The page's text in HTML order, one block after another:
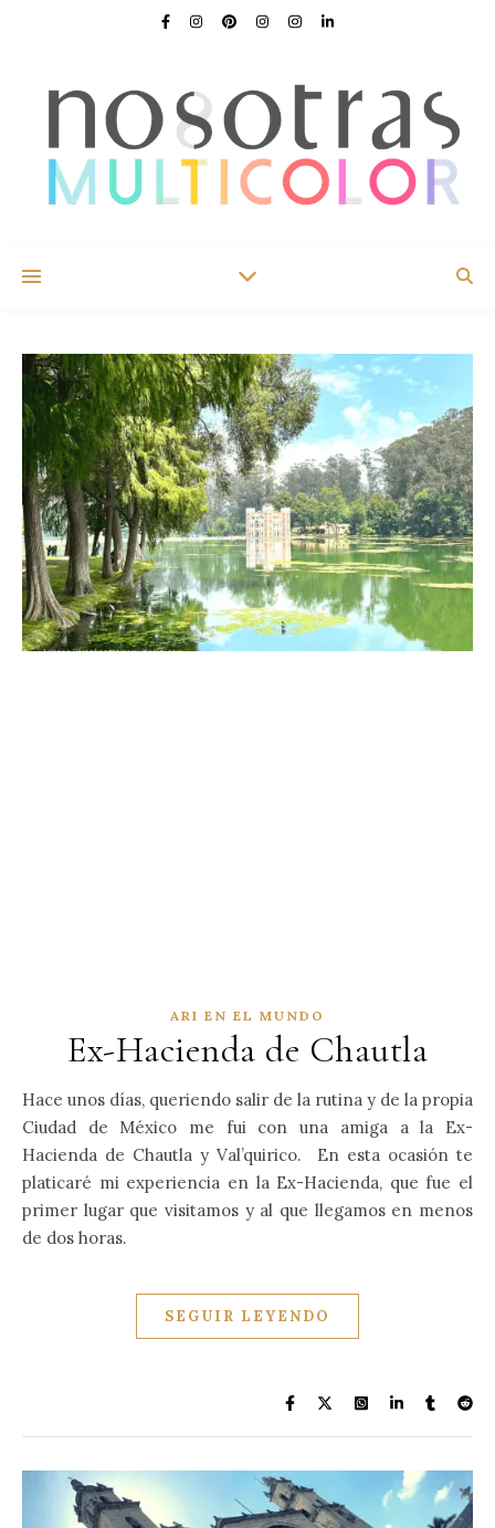
ARI EN EL MUNDO
Ex-Hacienda de Chautla
Hace unos días, queriendo salir de la rutina y de la propia
Ciudad de México me fui con una amiga a la Ex-
Hacienda de Chautla y Val’quirico. En esta ocasión te
platicaré mi experiencia en la Ex-Hacienda, que fue el
primer lugar que visitamos y al que llegamos en menos
de dos horas.
SEGUIR LEYENDO